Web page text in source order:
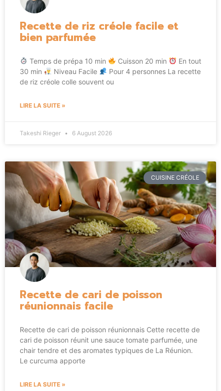
Recette de riz créole facile et
bien parfumée
Temps de prépa 10 min Cuisson 20 min
En tout
30 min
Niveau Facile
Pour 4 personnes La recette
de riz créole colle souvent ou
LIRE LA SUITE »
Takeshi Rieger 6 August 2026
CUISINE CRÉOLE
Recette de cari de poisson
réunionnais facile
Recette de cari de poisson réunionnais Cette recette de
cari de poisson réunit une sauce tomate parfumée, une
chair tendre et des aromates typiques de La Réunion.
Le curcuma apporte
LIRE LA SUITE »